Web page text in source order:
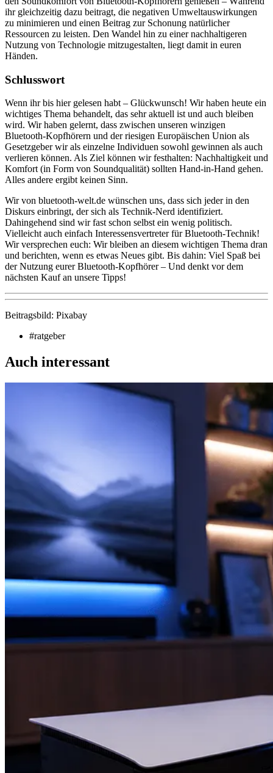
ihr gleichzeitig dazu beitragt, die negativen Umweltauswirkungen
zu minimieren und einen Beitrag zur Schonung natürlicher
Ressourcen zu leisten. Den Wandel hin zu einer nachhaltigeren
Nutzung von Technologie mitzugestalten, liegt damit in euren
Händen.
Schlusswort
Wenn ihr bis hier gelesen habt – Glückwunsch! Wir haben heute ein
wichtiges Thema behandelt, das sehr aktuell ist und auch bleiben
wird. Wir haben gelernt, dass zwischen unseren winzigen
Bluetooth-Kopfhörern und der riesigen Europäischen Union als
Gesetzgeber wir als einzelne Individuen sowohl gewinnen als auch
verlieren können. Als Ziel können wir festhalten: Nachhaltigkeit und
Komfort (in Form von Soundqualität) sollten Hand-in-Hand gehen.
Alles andere ergibt keinen Sinn.
Wir von bluetooth-welt.de wünschen uns, dass sich jeder in den
Diskurs einbringt, der sich als Technik-Nerd identifiziert.
Dahingehend sind wir fast schon selbst ein wenig politisch.
Vielleicht auch einfach Interessensvertreter für Bluetooth-Technik!
Wir versprechen euch: Wir bleiben an diesem wichtigen Thema dran
und berichten, wenn es etwas Neues gibt. Bis dahin: Viel Spaß bei
der Nutzung eurer Bluetooth-Kopfhörer – Und denkt vor dem
nächsten Kauf an unsere Tipps!
Beitragsbild: Pixabay
#ratgeber
Auch interessant